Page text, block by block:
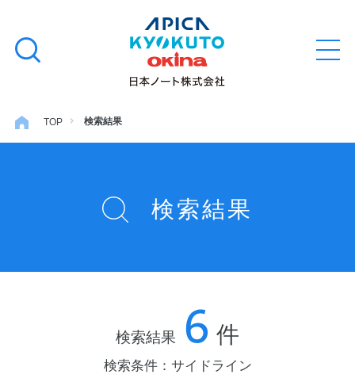
文
キ
ッ
閉
検
る
ファイル・バインダー
TOP 検索結果
検索結果
検索結果 6 件
検索条件： サイドライン